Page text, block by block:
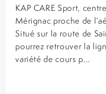
KAP CARE Sport,
Mérignac proche de
Situé sur la route de
pourrez retrouver la
variété de cours p...